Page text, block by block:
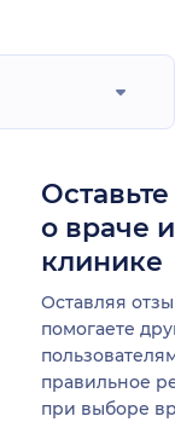
о враче
клинике
Оставляя
помогаете
правильное
при выборе